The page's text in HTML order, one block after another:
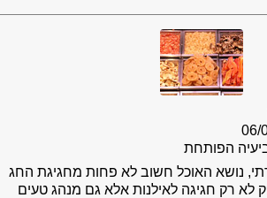
06/
הפותחת
נושא האוכל חשוב לא פחות מחגיגת החג
לא רק חגיגה לאילנות אלא גם מנהג טעים